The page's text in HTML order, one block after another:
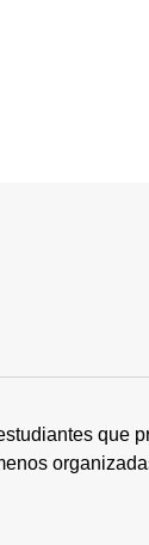
que